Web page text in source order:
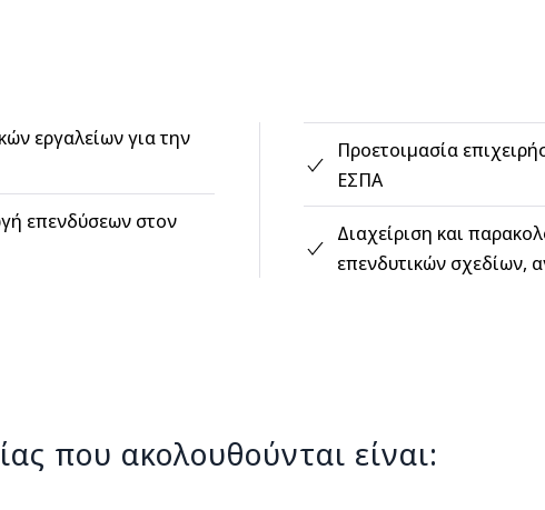
εργαλείων για την
επενδύσεων στον
Προετοιμασία
ΕΣΠΑ
Διαχείριση και
επενδυτικών σχεδίων,
που ακολουθούνται είναι: